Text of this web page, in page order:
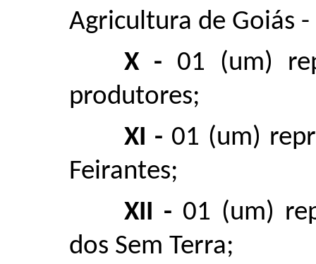
Agricultura de Goiás -
X - 01 (um)
produtores;
XI - 01 (um)
Feirantes;
XII - 01 (um)
dos Sem Terra;